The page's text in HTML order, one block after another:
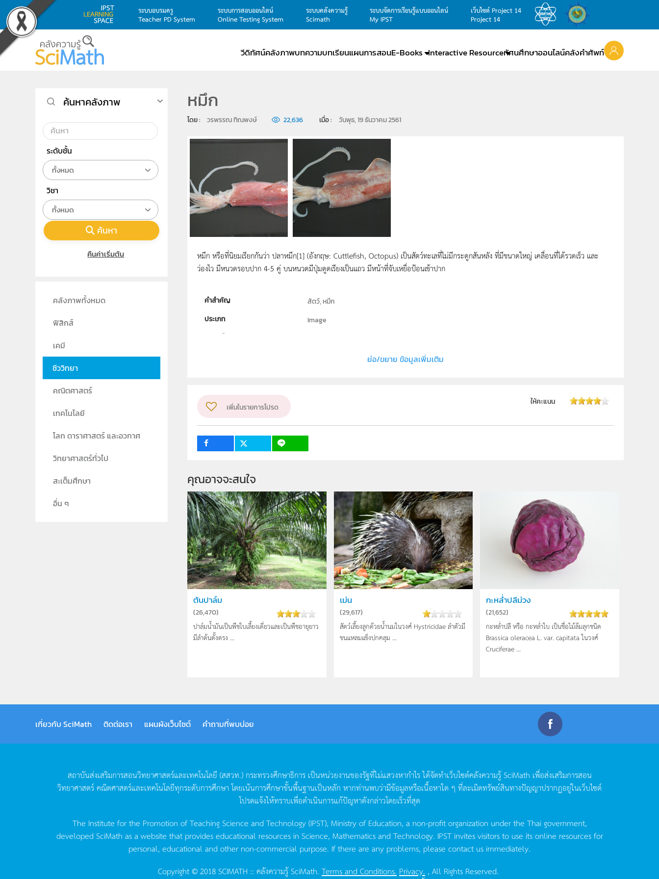
Skip to main content
ระบบอบรมครู
Teacher PD System
ระบบการสอบออนไลน์
Online Testing System
ระบบคลังความรู้
Scimath
ระบบจัดการเรียนรู้แบบออนไลน์
My IPST
เว็บไซต์ Project 14
Project 14
วีดิทัศน์คลังภาพบทความบทเรียนแผนการสอนE-Books Interactive Resourceทัศนศึกษาออนไลน์คลังคำศัพท์
หมึก
โดย : วรพรรณ ทิณพงษ์ 22,636 เมื่อ : วันพุธ, 19 ธันวาคม 2561
หมึก หรือที่นิยมเรียกกันว่า ปลาหมึก[1] (อังกฤษ: Cuttlefish, Octopus) เป็นสัตว์ทะเลที่ไม่มีกระดูกสันหลัง ที่มีขนาดใหญ่ เคลื่อนที่ได้รวดเร็ว และ
ว่องไว มีหนวดรอบปาก 4-5 คู่ บนหนวดมีปุ่มดูดเรียงเป็นแถว มีหน้าที่จับเหยื่อป้อนเข้าปาก
คำสำคัญ
สัตว์, หมึก
ประเภท
Image
กลุ่มเป้าหมาย
ย่อ/ขยาย ข้อมูลเพิ่มเติม
เพิ่มในรายการโปรด
ให้คะแนน
คุณอาจจะสนใจ
ต้นปาล์ม
(26,470)
ปาล์มน้ำมันเป็นพืชใบเลี้ยงเดี่ยวและเป็นพืชอายุยาว
มีลำต้นตั้งตรง ...
เม่น
(29,617)
สัตว์เลี้ยงลูกด้วยน้ำนมในวงศ์ Hystricidae ลำตัวมี
ขนแหลมแข็งปกคลุม ...
กะหล่ำปลีม่วง
(21,652)
กะหล่ำปลี หรือ กะหล่ำใบ เป็นชื่อไม้ล้มลุกชนิด
Brassica oleracea L. var. capitata ในวงศ์
Cruciferae ...
ค้นหาคลังภาพ
ระดับชั้น
ทั้งหมด
วิชา
ทั้งหมด
ค้นหา
คืนค่าเริ่มต้น
คลังภาพทั้งหมด
ฟิสิกส์
เคมี
ชีววิทยา
คณิตศาสตร์
เทคโนโลยี
โลก ดาราศาสตร์ และอวกาศ
วิทยาศาสตร์ทั่วไป
สะเต็มศึกษา
อื่น ๆ
เกี่ยวกับ SciMath ติดต่อเรา แผนผังเว็บไซต์ คำถามที่พบบ่อย
สถาบันส่งเสริมการสอนวิทยาศาสตร์และเทคโนโลยี (สสวท.) กระทรวงศึกษาธิการ เป็นหน่วยงานของรัฐที่ไม่แสวงหากำไรได้จัดทำเว็บไซต์คลังความรู้SciMath เพื่อส่งเสริมการสอน
วิทยาศาสตร์คณิตศาสตร์และเทคโนโลยีทุกระดับการศึกษา โดยเน้นการศึกษาขั้นพื้นฐานเป็นหลัก หากท่านพบว่ามีข้อมูลหรือเนื้อหาใด ๆ ที่ละเมิดทรัพย์สินทางปัญญาปรากฏอยู่ในเว็บไซต์
โปรดแจ้งให้ทราบเพื่อดำเนินการแก้ปัญหาดังกล่าวโดยเร็วที่สุด
The Institute for the Promotion of Teaching Science and Technology (IPST), Ministry of Education, a non-profit organization under the Thai government,
developed SciMath as a website that provides educational resources in Science, Mathematics and Technology. IPST invites visitors to use its online resources for
personal, educational and other non-commercial purpose. If there are any problems, please contact us immediately.
Copyright © 2018 SCIMATH :: คลังความรู้ SciMath.Terms and Conditions. Privacy. , All Rights Reserved.